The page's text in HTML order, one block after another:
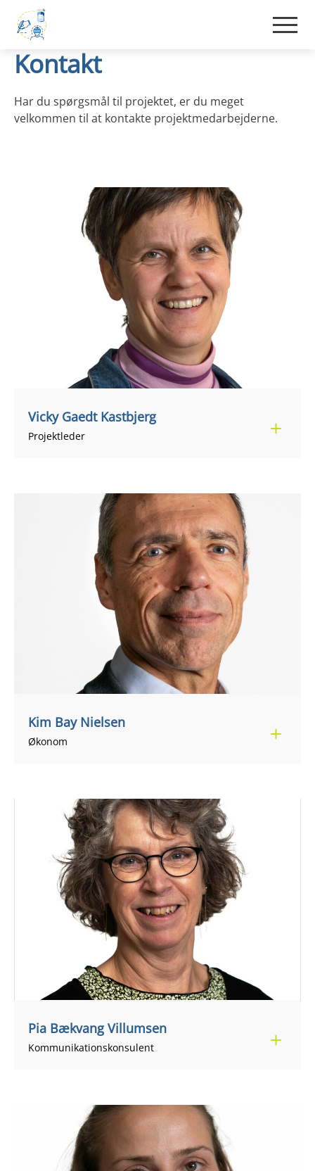
Kontakt
Har du spørgsmål til projektet, er du meget
velkommen til at kontakte projektmedarbejderne.
Vicky Gaedt Kastbjerg
Projektleder
+45 24 81 68 95
vickk@regionsjaelland.dk
Kim Bay Nielsen
Økonom
+45 40 16 87 22
kimbn@regionsjaelland.dk
Pia Bækvang Villumsen
Kommunikationskonsulent
+45 21 78 26 04
pivi@regionsjaelland.dk